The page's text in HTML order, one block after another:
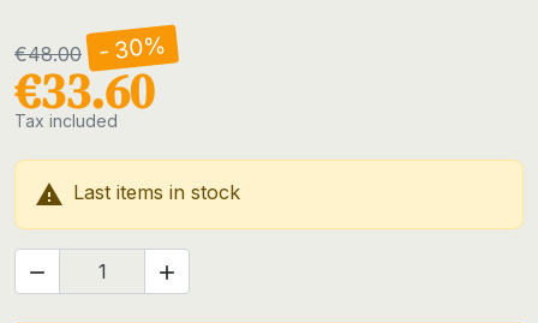
€48.00 - 30%
€33.60
Tax included
 Last items in stock
 